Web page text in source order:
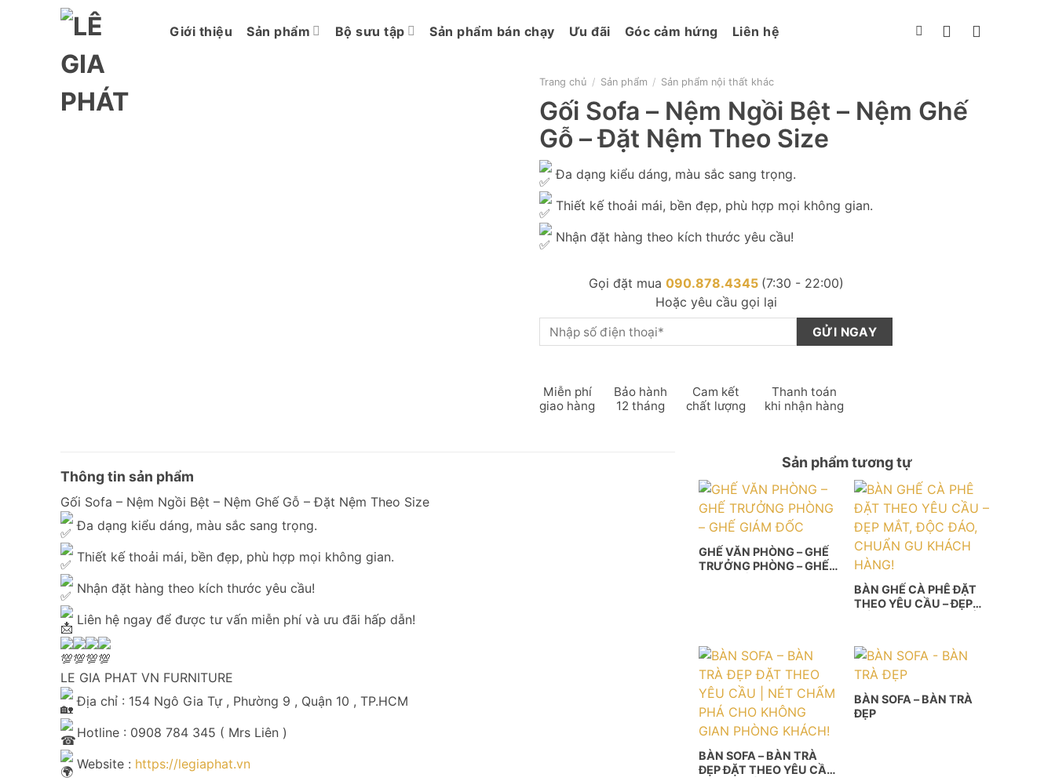
Giới thiệu Sản phẩm Bộ sưu tập Sản phẩm bán chạy Ưu đãi Góc cảm hứng Liên hệ
Trang chủ / Sản phẩm / Sản phẩm nội thất khác
Gối Sofa – Nệm Ngồi Bệt – Nệm Ghế
Gỗ – Đặt Nệm Theo Size
Đa dạng kiểu dáng, màu sắc sang trọng.
Thiết kế thoải mái, bền đẹp, phù hợp mọi không gian.
Nhận đặt hàng theo kích thước yêu cầu!
Gọi đặt mua 090.878.4345 (7:30 - 22:00)
Hoặc yêu cầu gọi lại
Miễn phí
giao hàng
Bảo hành
12 tháng
Cam kết
chất lượng
Thanh toán
khi nhận hàng
Thông tin sản phẩm
Gối Sofa – Nệm Ngồi Bệt – Nệm Ghế Gỗ – Đặt Nệm Theo Size
Đa dạng kiểu dáng, màu sắc sang trọng.
Thiết kế thoải mái, bền đẹp, phù hợp mọi không gian.
Nhận đặt hàng theo kích thước yêu cầu!
Liên hệ ngay để được tư vấn miễn phí và ưu đãi hấp dẫn!
LE GIA PHAT VN FURNITURE
Địa chỉ : 154 Ngô Gia Tự , Phường 9 , Quận 10 , TP.HCM
Hotline : 0908 784 345 ( Mrs Liên )
Website : https://legiaphat.vn
Sản phẩm tương tự
GHẾ VĂN PHÒNG – GHẾ
TRƯỞNG PHÒNG – GHẾ
BÀN GHẾ CÀ PHÊ ĐẶT
THEO YÊU CẦU – ĐẸP
BÀN SOFA – BÀN TRÀ
ĐẸP ĐẶT THEO YÊU CẦU
BÀN SOFA – BÀN TRÀ
ĐẸP